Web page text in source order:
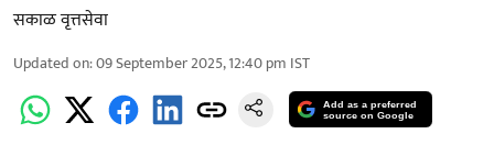
सकाळ वृत्तसेवा
Updated on:09 September 2025, 12:40 pm IST
Add as a preferred
source on Google